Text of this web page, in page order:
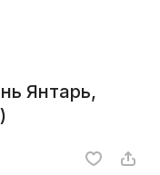
Янтарь,